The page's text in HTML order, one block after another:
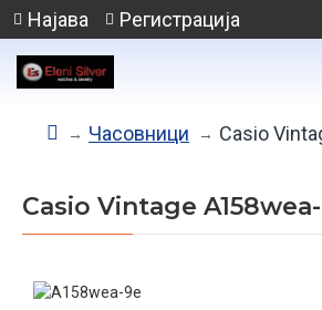
Најава Регистрација
Часовници Casio
Casio Vintage